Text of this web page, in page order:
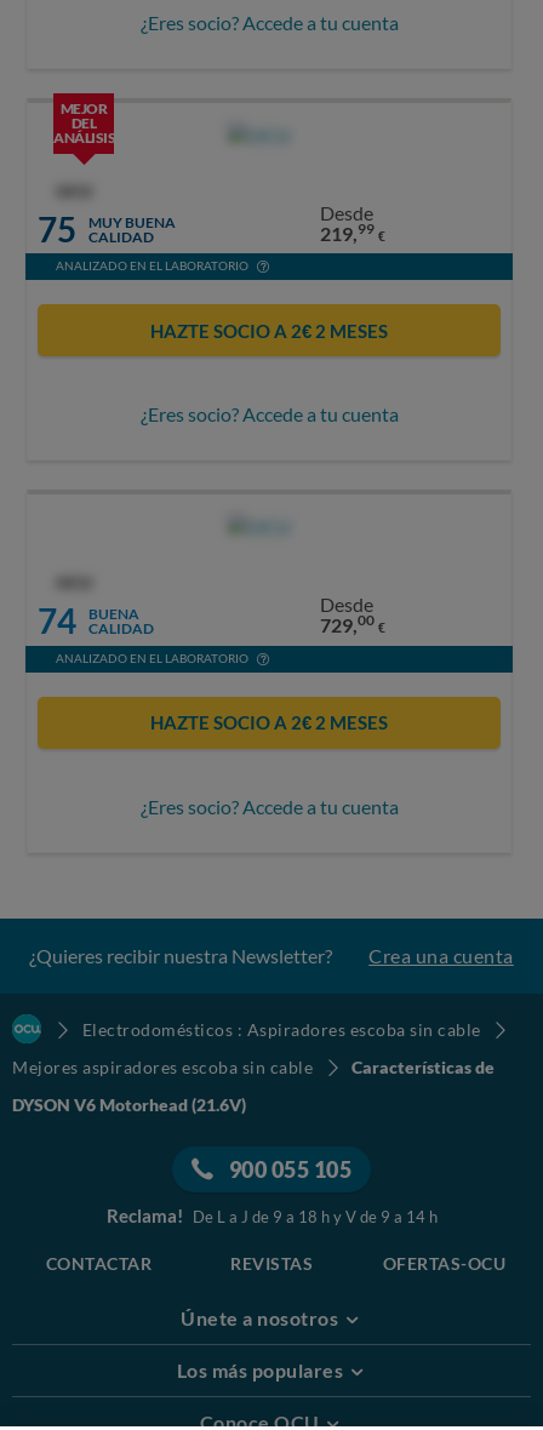
¿Eres socio? Accede a tu cuenta
MEJOR
DEL
ANÁLISIS
75
MUY BUENA
CALIDAD
Desde
219,99 €
ANALIZADO EN EL LABORATORIO
HAZTE SOCIO A 2€ 2 MESES
¿Eres socio? Accede a tu cuenta
74
BUENA
CALIDAD
Desde
729,00 €
ANALIZADO EN EL LABORATORIO
HAZTE SOCIO A 2€ 2 MESES
¿Eres socio? Accede a tu cuenta
¿Quieres recibir nuestra Newsletter? Crea una cuenta
Electrodomésticos : Aspiradores escoba sin cable
Mejores aspiradores escoba sin cable
Características de
DYSON V6 Motorhead (21.6V)
900 055 105
Reclama! De L a J de 9 a 18 h y V de 9 a 14 h
CONTACTAR REVISTAS OFERTAS-OCU
Únete a nosotros
Los más populares
Conoce OCU